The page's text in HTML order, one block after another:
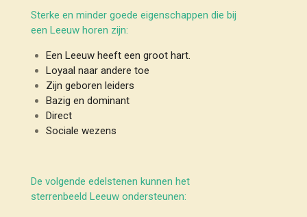
Sterke en minder goede eigenschappen die bij
een Leeuw horen zijn:
Een Leeuw heeft een groot hart.
Loyaal naar andere toe
Zijn geboren leiders
Bazig en dominant
Direct
Sociale wezens
De volgende edelstenen kunnen het
sterrenbeeld Leeuw ondersteunen: